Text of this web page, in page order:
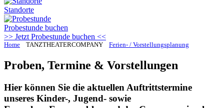
Standorte
Probestunde buchen
>> Jetzt Probestunde buchen <<
Home TANZTHEATERCOMPANY Ferien- / Vorstellungsplanung
Proben, Termine & Vorstellungen
Hier können Sie die aktuellen Auftrittstermine
unseres Kinder-, Jugend- sowie